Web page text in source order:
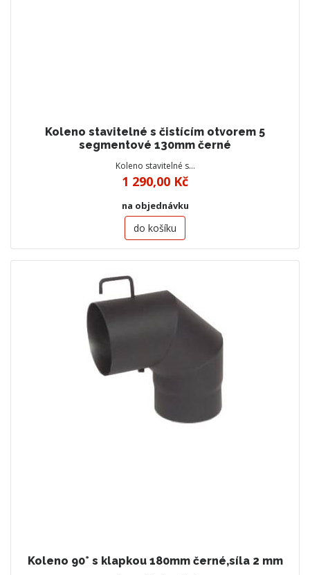
Koleno stavitelné s čistícím otvorem 5
segmentové 130mm černé
Koleno stavitelné s…
1 290,00 Kč
na objednávku
do košíku
Koleno 90° s klapkou 180mm černé,síla 2 mm